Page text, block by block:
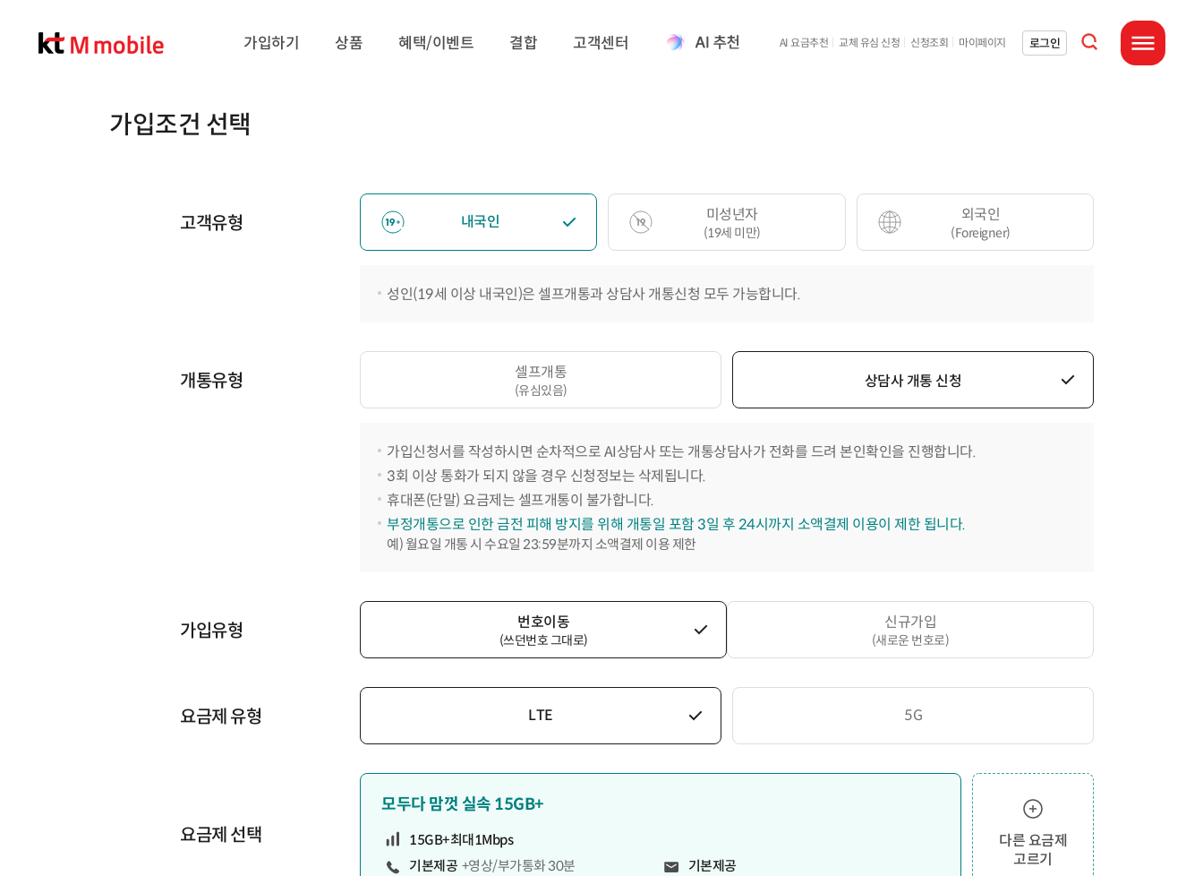
가입하기 상품 혜택/이벤트 결합 고객센터 AI 요금추천 교체 유심 신청 신청조회 마이페이지 로그인
통합검색 열기
전체메뉴 열기
가입조건 선택
고객유형 내국인 미성년자
(19세 미만)
외국인
(Foreigner)
성인(19세 이상 내국인)은 셀프개통과 상담사 개통신청 모두 가능합니다.
개통유형 셀프개통
(유심있음) 상담사 개통 신청
가입신청서를 작성하시면 순차적으로 AI상담사 또는 개통상담사가 전화를 드려 본인확인을 진행합니다.
3회 이상 통화가 되지 않을 경우 신청정보는 삭제됩니다.
휴대폰(단말) 요금제는 셀프개통이 불가합니다.
부정개통으로 인한 금전 피해 방지를 위해 개통일 포함 3일 후 24시까지 소액결제 이용이 제한 됩니다.
예) 월요일 개통 시 수요일 23:59분까지 소액결제 이용 제한
가입유형 번호이동
(쓰던번호 그대로)
신규가입
(새로운 번호로)
요금제 유형 LTE 5G
요금제 선택
모두다 맘껏 실속 15GB+
15GB+최대1Mbps
기본제공 +영상/부가통화 30분 기본제공
다른 요금제
고르기